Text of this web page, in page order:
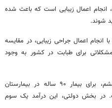
اعمال زیبایی است که باعث شده
شوند.
انجام اعمال جراحی زیبایی، در مقایسه
برای طبابت در کشور به وجود
وی افزود: درآمد متخصص بیهوشی چشم، برای بیمار ۹۰ ساله در بیمارستان
تومان است. در بخش دولتی، این درآمد یک سوم